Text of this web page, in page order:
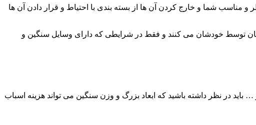
شما و خارج کردن آن ها از بسته بندی با احتیاط و قرار دادن آن ها
توسط خودشان می کنند و فقط در شرایطی که دارای وسایل سنگین و
در نظر داشته باشید که ابعاد بزرگ و وزن سنگین می تواند هزینه اسباب